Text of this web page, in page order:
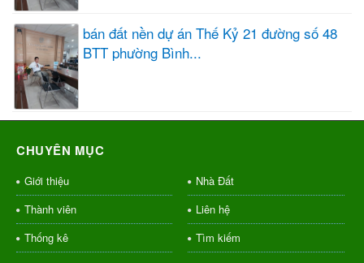
bán đất nền dự án Thế Kỷ 21 đường số 48
BTT phường Bình...
CHUYÊN MỤC
Giới thiệu
Nhà Đất
Thành viên
Liên hệ
Thống kê
Tìm kiếm